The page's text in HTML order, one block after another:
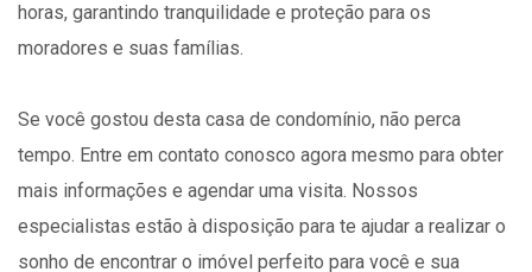
horas, garantindo tranquilidade e proteção para os
moradores e suas famílias.
Se você gostou desta casa de condomínio, não perca
tempo. Entre em contato conosco agora mesmo para obter
mais informações e agendar uma visita. Nossos
especialistas estão à disposição para te ajudar a realizar o
sonho de encontrar o imóvel perfeito para você e sua